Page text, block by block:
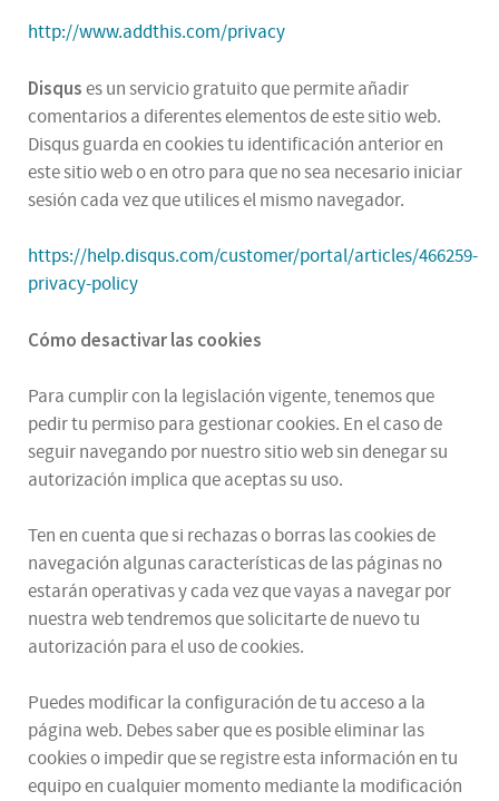
http://www.addthis.com/privacy
Disquses un servicio gratuito que permite añadir
comentarios a diferentes elementos de este sitio web.
Disqus guarda en cookies tu identificación anterior en
este sitio web o en otro para que no sea necesario iniciar
sesión cada vez que utilices el mismo navegador.
https://help.disqus.com/customer/portal/articles/466259-
privacy-policy
Cómo desactivar las cookies
Para cumplir con la legislación vigente, tenemos que
pedir tu permiso para gestionar cookies. En el caso de
seguir navegando por nuestro sitio web sin denegar su
autorización implica que aceptas su uso.
Ten en cuenta que si rechazas o borras las cookies de
navegación algunas características de las páginas no
estarán operativas y cada vez que vayas a navegar por
nuestra web tendremos que solicitarte de nuevo tu
autorización para el uso de cookies.
Puedes modificar la configuración de tu acceso a la
página web. Debes saber que es posible eliminar las
cookies o impedir que se registre esta información en tu
equipo en cualquier momento mediante la modificación